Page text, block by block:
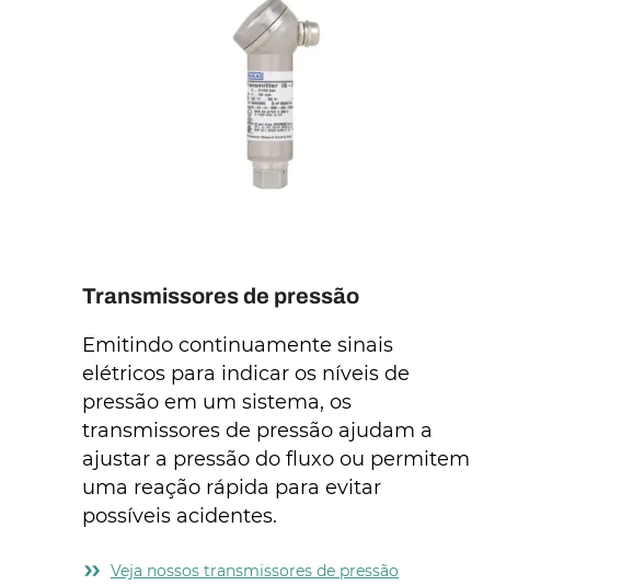
Transmissores de pressão
Emitindo continuamente sinais
elétricos para indicar os níveis de
pressão em um sistema, os
transmissores de pressão ajudam a
ajustar a pressão do fluxo ou permitem
uma reação rápida para evitar
possíveis acidentes.
Veja nossos transmissores de pressão